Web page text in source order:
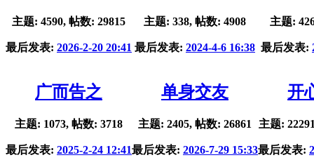
主题: 4590, 帖数: 29815
最后发表: 2026-2-20 20:41
主题: 338, 帖数: 4908
最后发表: 2024-4-6 16:38
主题:
最后发表:
广而告之
主题: 1073, 帖数: 3718
最后发表: 2025-2-24 12:41
单身交友
主题: 2405, 帖数: 26861
最后发表: 2026-7-29 15:33
开
主题:
最后发表: